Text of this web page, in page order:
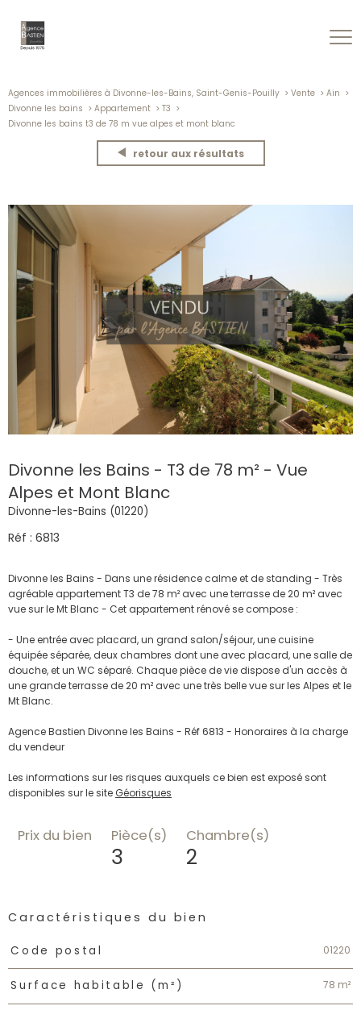
Agences immobilières à Divonne-les-Bains, Saint-Genis-Pouilly Vente
Ain
Divonne les bains
Appartement
T3
Divonne les bains t3 de 78 m vue alpes et mont blanc
retour aux résultats
Divonne les Bains - T3 de 78 m² - Vue
Alpes et Mont Blanc
Divonne-les-Bains (01220)
Réf : 6813
Divonne les Bains - Dans une résidence calme et de standing - Très
agréable appartement T3 de 78 m² avec une terrasse de 20 m² avec
vue sur le Mt Blanc - Cet appartement rénové se compose :
- Une entrée avec placard, un grand salon/séjour, une cuisine
équipée séparée, deux chambres dont une avec placard, une salle de
douche, et un WC séparé. Chaque pièce de vie dispose d'un accès à
une grande terrasse de 20 m² avec une très belle vue sur les Alpes et le
Mt Blanc.
Agence Bastien Divonne les Bains - Réf 6813 - Honoraires à la charge
du vendeur
Les informations sur les risques auxquels ce bien est exposé sont
disponibles sur le site Géorisques
Prix du bien Pièce(s)
3
Chambre(s)
2
Caractéristiques du bien
Caractéristiques Valeurs
Code postal 01220
Surface habitable (m²) 78 m²